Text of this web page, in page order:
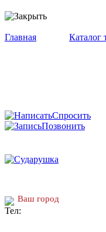
Главная Каталог
Спросить
Позвонить
Ваш город